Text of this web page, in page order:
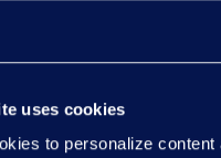
uses cookies
to personalize content
。詳細については、以